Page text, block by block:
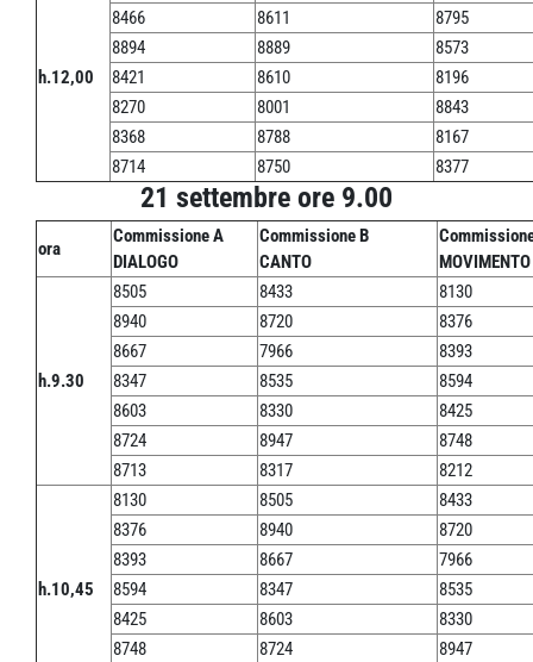
h.12,00
8466
8611
8795
8894
8889
8573
8421
8610
8196
8270
8001
8843
8368
8788
8167
8714
8750 8377
21 settembre ore 9.00
ora
Commissione A
DIALOGO
Commissione B
CANTO
MOVIMENTO
h.9.30
8505 8433
8130
8940
8720
8376
8667
7966
8393
8347
8535
8594
8603
8330
8425
8724
8947
8748
8713
8317 8212
h.10,45
8130 8505
8433
8376
8940
8720
8393
8667
7966
8594
8347
8535
8425
8603
8330
8748
8724
8947